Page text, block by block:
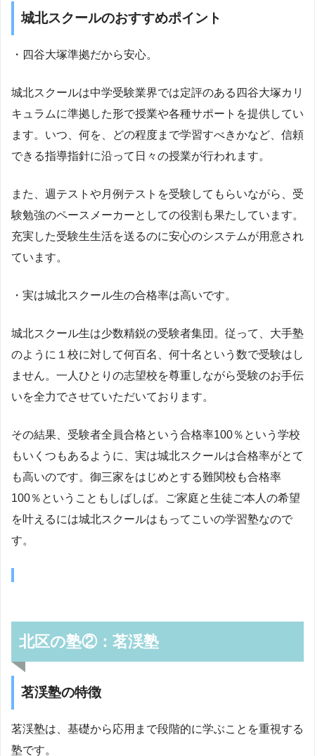
城北スクールのおすすめポイント
・四谷大塚準拠だから安心。
城北スクールは中学受験業界では定評のある四谷大塚カリ
キュラムに準拠した形で授業や各種サポートを提供してい
ます。いつ、何を、どの程度まで学習すべきかなど、信頼
できる指導指針に沿って日々の授業が行われます。
また、週テストや月例テストを受験してもらいながら、受
験勉強のペースメーカーとしての役割も果たしています。
充実した受験生生活を送るのに安心のシステムが用意され
ています。
・実は城北スクール生の合格率は高いです。
城北スクール生は少数精鋭の受験者集団。従って、大手塾
のように１校に対して何百名、何十名という数で受験はし
ません。一人ひとりの志望校を尊重しながら受験のお手伝
いを全力でさせていただいております。
その結果、受験者全員合格という合格率100％という学校
もいくつもあるように、実は城北スクールは合格率がとて
も高いのです。御三家をはじめとする難関校も合格率
100％ということもしばしば。ご家庭と生徒ご本人の希望
を叶えるには城北スクールはもってこいの学習塾なので
す。
北区の塾②：茗渓塾
茗渓塾の特徴
茗渓塾は、基礎から応用まで段階的に学ぶことを重視する
塾です。